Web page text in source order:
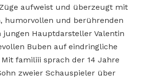
aufweist und überzeugt mit
humorvollen und berührenden
jungen Hauptdarsteller Valentin
Buben auf eindringliche
familiii sprach der 14 Jahre
zweier Schauspieler über